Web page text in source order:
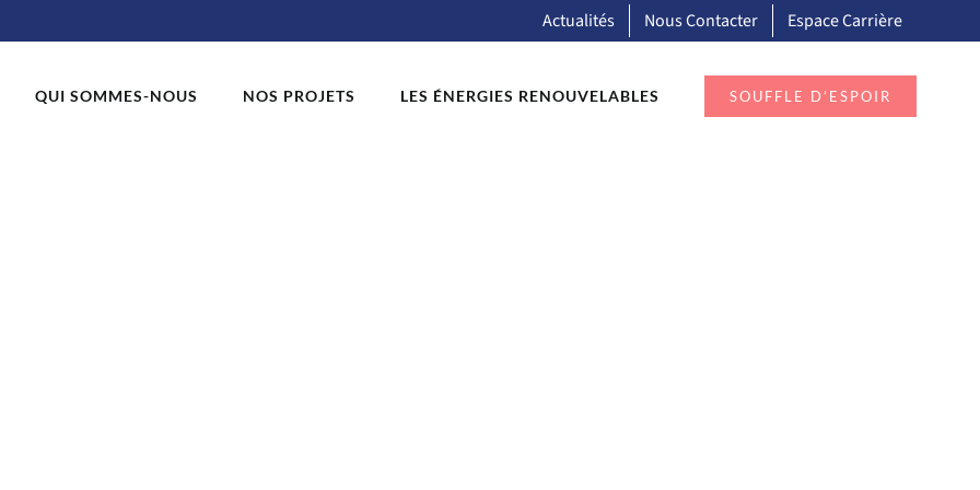
Actualités Nous Contacter Espace Carrière
QUI SOMMES-NOUS NOS PROJETS LES ÉNERGIES RENOUVELABLES SOUFFLE D’ESPOIR